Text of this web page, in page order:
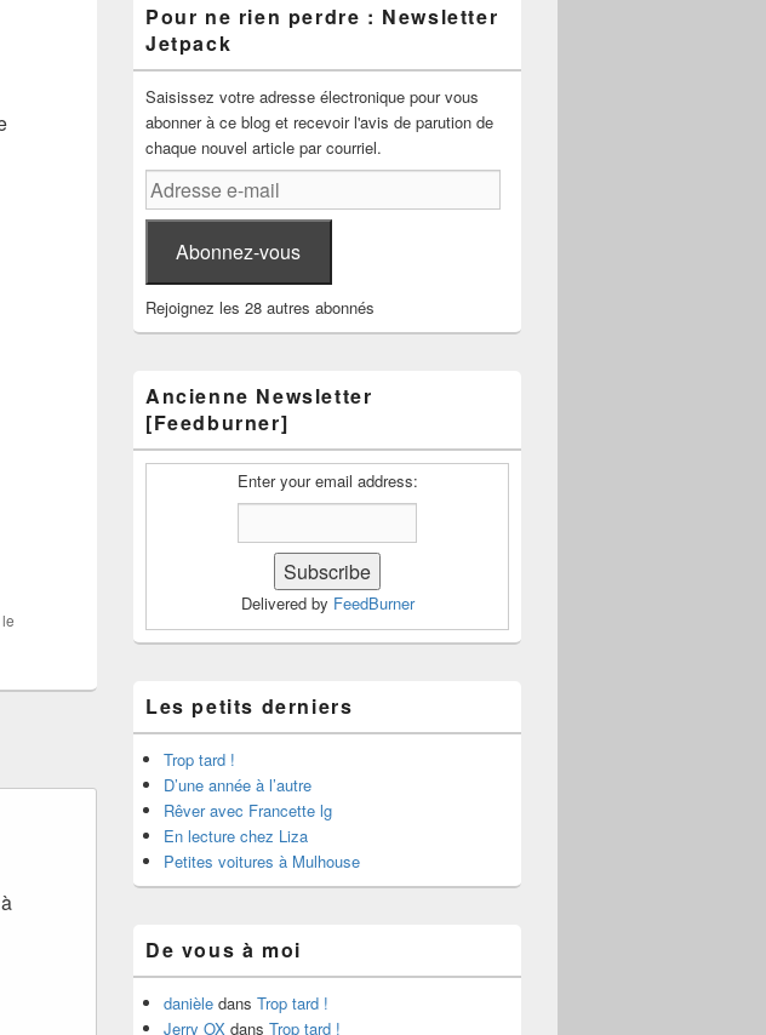
Pour ne rien perdre : Newsletter
Jetpack
Saisissez votre adresse électronique pour vous
abonner à ce blog et recevoir l'avis de parution de
chaque nouvel article par courriel.
Adresse
e-
Abonnez-vous
Rejoignez les 28 autres abonnés
Ancienne Newsletter
[Feedburner]
Enter your email address:
Delivered by FeedBurner
Les petits derniers
Trop tard !
D’une année à l’autre
Rêver avec Francette lg
En lecture chez Liza
Petites voitures à Mulhouse
De vous à moi
danièle dans Trop tard !
Jerry OX dans Trop tard !